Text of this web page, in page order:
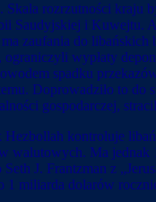
Skala rozrzutności kraju
Saudyjskiej i Kuwejtu.
zaufania do
wypłaty
spadku
Doprowadziło to
gospodarczej,
Hezbollah kontroluje
walutowych. Ma
Seth J. Frantzman z
1 miliarda dolarów